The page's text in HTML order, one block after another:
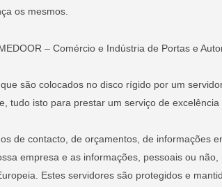
os mesmos.
– Comércio e Indústria de Portas e
são colocados no disco rígido por um
tudo isto para prestar um serviço de excelência
de contacto, de orçamentos, de informações
empresa e as informações, pessoais ou
Estes servidores são protegidos e